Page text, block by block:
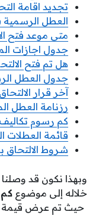
تجديد اقامة
العطل الرسمية
متى موعد فتح
جدول اجازات
هل تم فتح
جدول العطل
آخر قرار
رزنامة العطل
كم رسوم تكاليف
قائمة العطلات
شروط الالتحاق
وبهذا نكون قد وصلنا
خلاله إلى موضوع
حيث تم عرض قيمة